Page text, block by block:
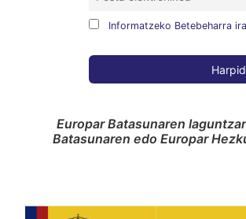
Informatzeko Betebeharra
Europar Batasunaren
Batasunaren edo Europar